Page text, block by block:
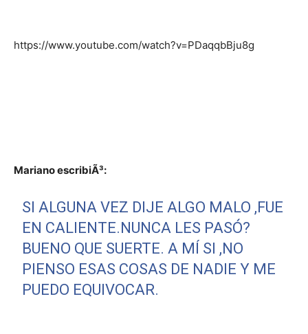
https://www.youtube.com/watch?v=PDaqqbBju8g
Mariano escribiÃ³:
SI ALGUNA VEZ DIJE ALGO MALO ,FUE
EN CALIENTE.NUNCA LES PASÓ?
BUENO QUE SUERTE. A MÍ SI ,NO
PIENSO ESAS COSAS DE NADIE Y ME
PUEDO EQUIVOCAR.